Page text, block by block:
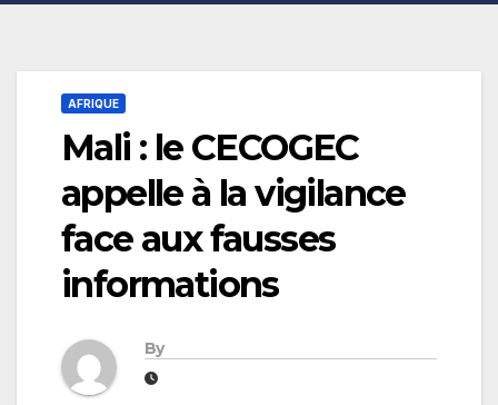
AFRIQUE
Mali : le CECOGEC
appelle à la vigilance
face aux fausses
informations
By